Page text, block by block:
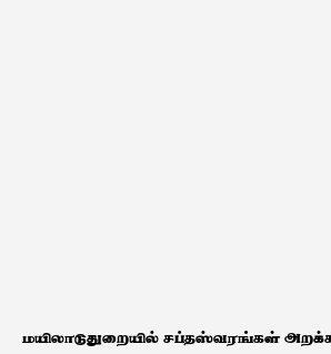
மயிலாடுதுறையில் சப்தஸ்வரங்கள்